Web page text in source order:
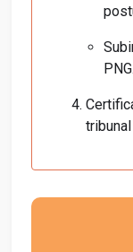
PNG.